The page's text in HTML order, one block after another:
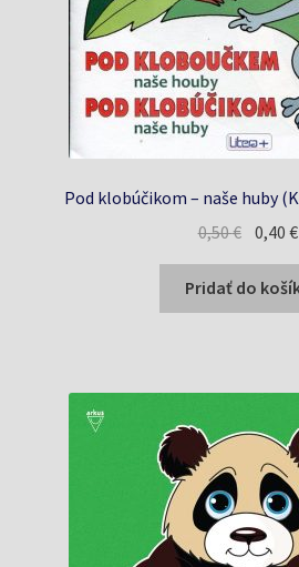
Pod klobúčikom – naše huby
0,50€ Pôvodná
bola:
0,50 €.
0,40€
Pridať do